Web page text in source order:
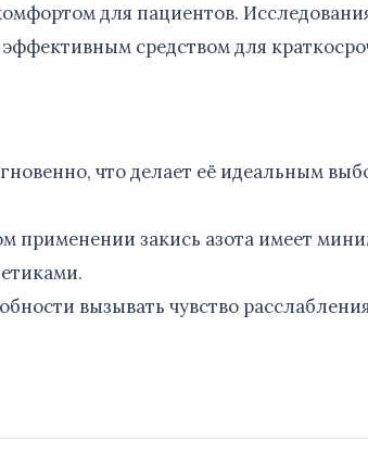
для пациентов.
средством для
что делает её идеальным
применении закись азота имеет
вызывать чувство